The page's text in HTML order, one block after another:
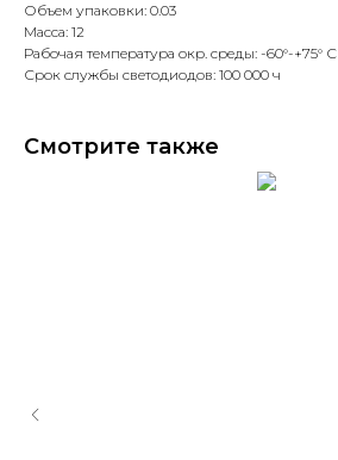
Объем упаковки: 0.03
Масса: 12
Рабочая температура окр. среды: -60°-+75° С
Срок службы светодиодов: 100 000 ч
Смотрите также